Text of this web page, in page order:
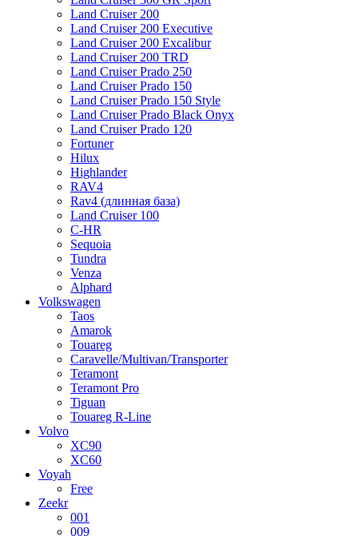
Land Cruiser 200
Land Cruiser 200 Executive
Land Cruiser 200 Excalibur
Land Cruiser 200 TRD
Land Cruiser Prado 250
Land Cruiser Prado 150
Land Cruiser Prado 150 Style
Land Cruiser Prado Black Onyx
Land Cruiser Prado 120
Fortuner
Hilux
Highlander
RAV4
Rav4 (длинная база)
Land Cruiser 100
C-HR
Sequoia
Tundra
Venza
Alphard
Volkswagen
Taos
Amarok
Touareg
Caravelle/Multivan/Transporter
Teramont
Teramont Pro
Tiguan
Touareg R-Line
Volvo
XC90
XC60
Voyah
Free
Zeekr
001
009